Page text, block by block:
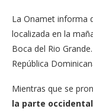
La Onamet informa
localizada en la
Boca del Rio
República
Mientras que se
la parte